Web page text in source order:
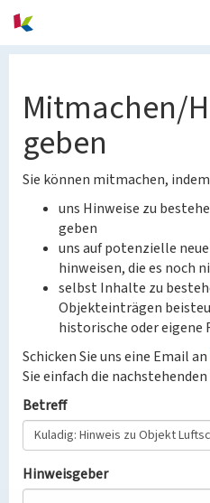
Mitmachen/
geben
Sie können mitmachen, indem
uns Hinweise zu
geben
uns auf potenzielle
hinweisen, die es noch
selbst Inhalte zu
Objekteinträgen
historische oder eigene
Schicken Sie uns eine Email an
Sie einfach die nachstehenden
Betreff
Hinweisgeber